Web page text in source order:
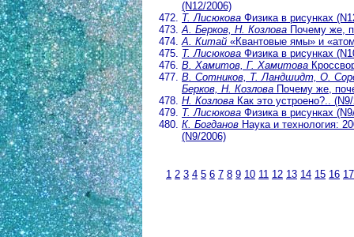
(N12/2006)
Т. Лисюкова Физика в рисунках
А. Берков, Н. Козлова Почему же,
А. Китай «Квантовые ямы» и
Т. Лисюкова Физика в рисунках
В. Хамитов, Г. Хамитова
В. Сотников, Т. Ландшидт, О.
Берков, Н. Козлова Почему же,
Н. Козлова Как это устроено?..
Т. Лисюкова Физика в рисунках
К. Богданов Наука и технология:
(N9/2006)
1 2 3 4 5 6 7 8 9 10 11 12 13 14 15 16 17